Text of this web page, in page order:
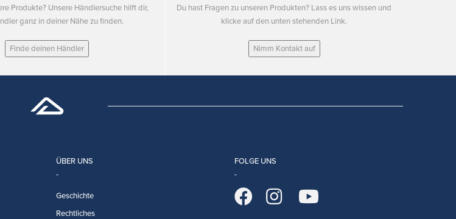
Produkte? Unsere Händlersuche hilft dir,
ganz in deiner Nähe zu finden.
Finde deinen Händler
Du hast Fragen zu unseren Produkten? Lass es uns wissen und
klicke auf den unten stehenden Link.
Nimm Kontakt auf
ÜBER UNS
Geschichte
Rechtliches
FOLGE UNS